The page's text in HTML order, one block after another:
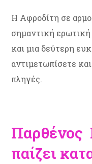
Η Αφροδίτη σε
σημαντική ερωτική
και μια δεύτερη
αντιμετωπίσετε
πληγές.
Παρθένος
παίζει